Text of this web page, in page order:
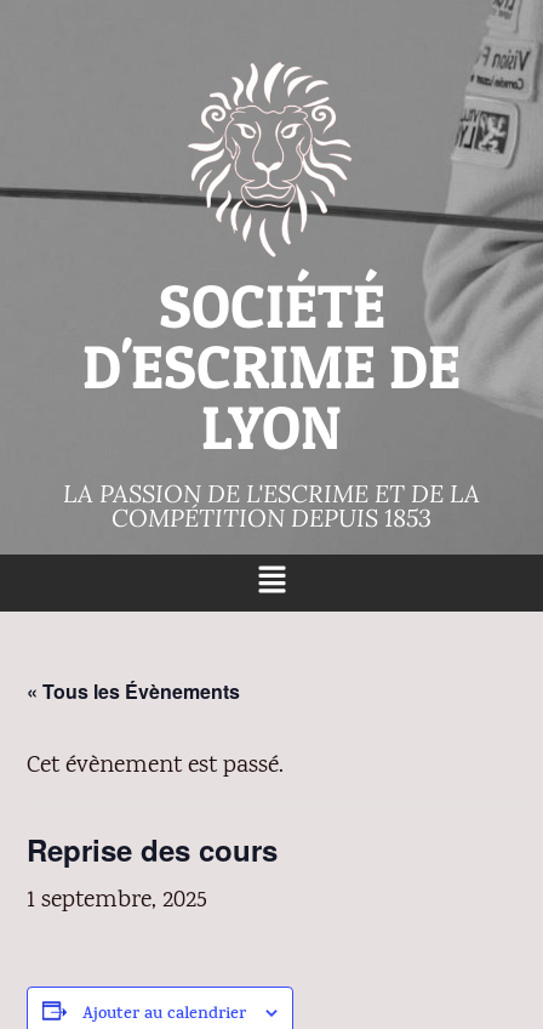
SOCIÉTÉ
D'ESCRIME DE
LYON
LA PASSION DE L'ESCRIME ET DE LA
COMPÉTITION DEPUIS 1853
« Tous les Évènements
Cet évènement est passé.
Reprise des cours
1 septembre, 2025
Ajouter au calendrier